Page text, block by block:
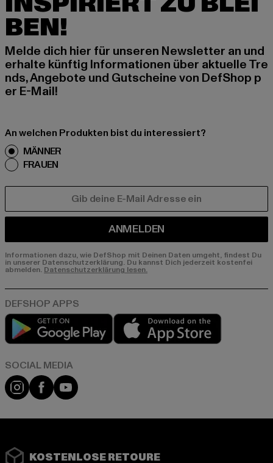
BEN!
Melde dich hier für unseren Newsletter an und
erhalte künftig Informationen über aktuelle Tre
nds, Angebote und Gutscheine von DefShop p
er E-Mail!
An welchen Produkten bist du interessiert?
MÄNNER
FRAUEN
ANMELDEN
Informationen dazu, wie DefShop mit Deinen Daten umgeht, findest Du
in unserer Datenschutzerklärung. Du kannst Dich jederzeit kostenfei
abmelden. Datenschutzerklärung lesen.
Play market
Instagram
FacebookYouTube
KOSTENLOSE RETOURE